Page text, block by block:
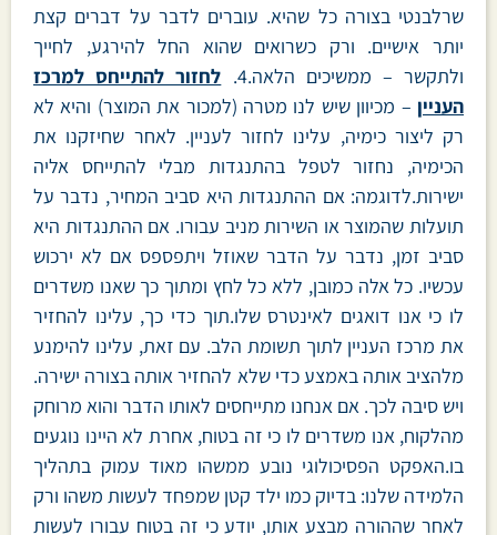
שרלבנטי בצורה כל שהיא. עוברים לדבר על דברים קצת
יותר אישיים. ורק כשרואים שהוא החל להירגע, לחייך
ולתקשר – ממשיכים הלאה.4.
לחזור להתייחס למרכז
העניין – מכיוון שיש לנו מטרה (למכור את המוצר) והיא לא
רק ליצור כימיה, עלינו לחזור לעניין. לאחר שחיזקנו את
הכימיה, נחזור לטפל בהתנגדות מבלי להתייחס אליה
ישירות.לדוגמה: אם ההתנגדות היא סביב המחיר, נדבר על
תועלות שהמוצר או השירות מניב עבורו. אם ההתנגדות היא
סביב זמן, נדבר על הדבר שאוזל ויתפספס אם לא ירכוש
עכשיו. כל אלה כמובן, ללא כל לחץ ומתוך כך שאנו משדרים
לו כי אנו דואגים לאינטרס שלו.תוך כדי כך, עלינו להחזיר
את מרכז העניין לתוך תשומת הלב. עם זאת, עלינו להימנע
מלהציב אותה באמצע כדי שלא להחזיר אותה בצורה ישירה.
ויש סיבה לכך. אם אנחנו מתייחסים לאותו הדבר והוא מרוחק
מהלקוח, אנו משדרים לו כי זה בטוח, אחרת לא היינו נוגעים
בו.האפקט הפסיכולוגי נובע ממשהו מאוד עמוק בתהליך
הלמידה שלנו: בדיוק כמו ילד קטן שמפחד לעשות משהו ורק
לאחר שההורה מבצע אותו, יודע כי זה בטוח עבורו לעשות